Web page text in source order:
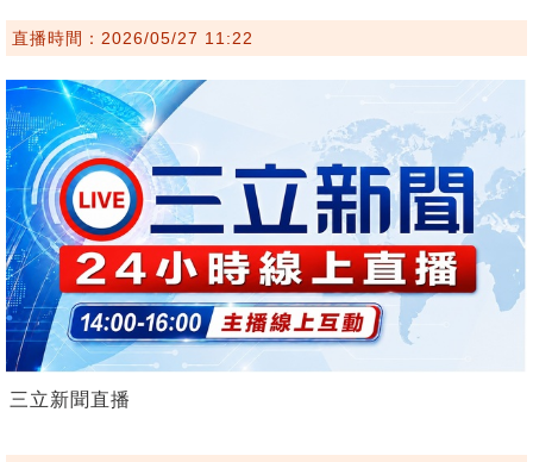
直播時間：2026/05/27 11:22
三立新聞直播